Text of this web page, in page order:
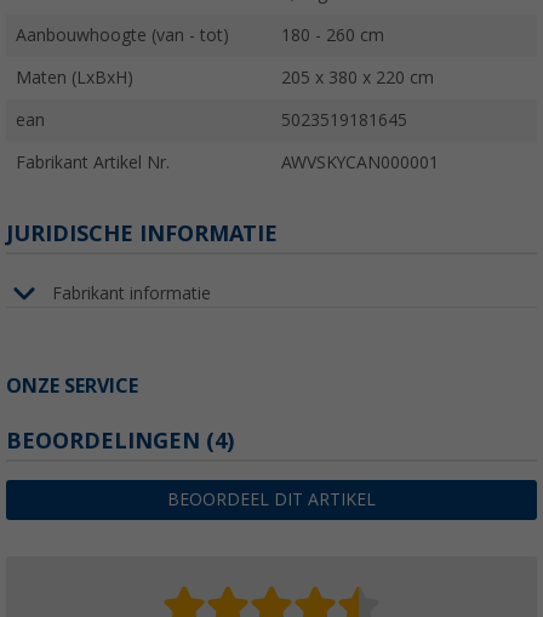
Aanbouwhoogte (van - tot) 180 - 260 cm
Maten (LxBxH) 205 x 380 x 220 cm
ean 5023519181645
Fabrikant Artikel Nr. AWVSKYCAN000001
JURIDISCHE INFORMATIE
Fabrikant informatie
ONZE SERVICE
BEOORDELINGEN (4)
BEOORDEEL DIT ARTIKEL